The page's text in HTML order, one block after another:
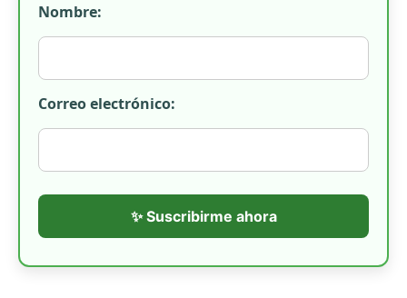
Nombre:
Correo electrónico:
✨ Suscribirme ahora